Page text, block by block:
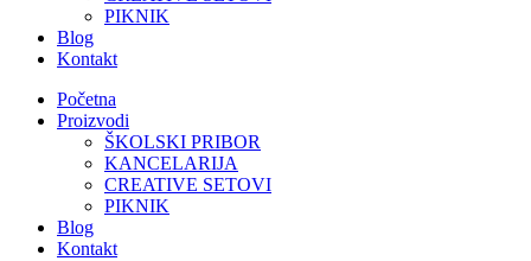
PIKNIK
Blog
Kontakt
Početna
Proizvodi
ŠKOLSKI PRIBOR
KANCELARIJA
CREATIVE SETOVI
PIKNIK
Blog
Kontakt